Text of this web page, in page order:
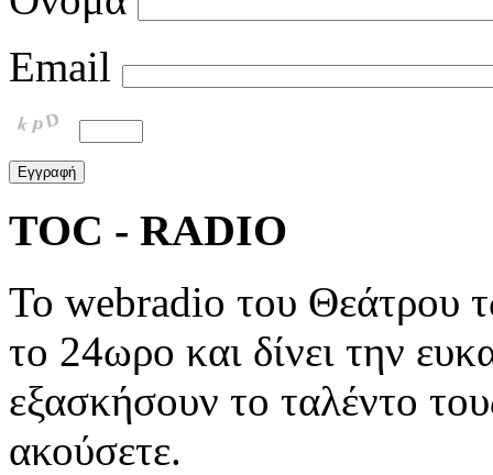
Email
TOC - RADIO
To webradio του Θεάτρου
το 24ωρο και δίνει την
εξασκήσουν το ταλέντο
ακούσετε.